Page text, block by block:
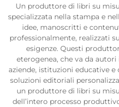
Un produttore di libri su
specializzata nella stampa e
idee, manoscritti e
professionalmente, realizzati
esigenze. Questi
eterogenea, che va da
aziende, istituzioni educative
soluzioni editoriali
un produttore di libri su
dell’intero processo